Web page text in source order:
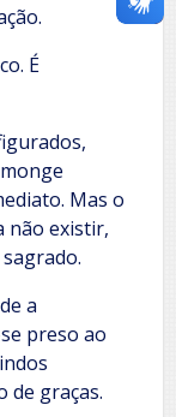
É
Mas o
não existir,
a
preso ao
de graças.